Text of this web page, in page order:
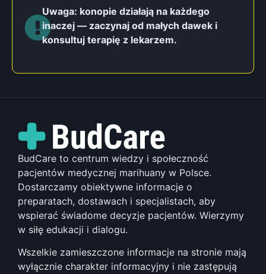
Uwaga: konopie działają na każdego
inaczej — zaczynaj od małych dawek i
konsultuj terapię z lekarzem.
BudCare to centrum wiedzy i społeczność
pacjentów medycznej marihuany w Polsce.
Dostarczamy obiektywne informacje o
preparatach, dostawach i specjalistach, aby
wspierać świadome decyzje pacjentów. Wierzymy
w siłę edukacji i dialogu.
Wszelkie zamieszczone informacje na stronie mają
wyłącznie charakter informacyjny i nie zastępują